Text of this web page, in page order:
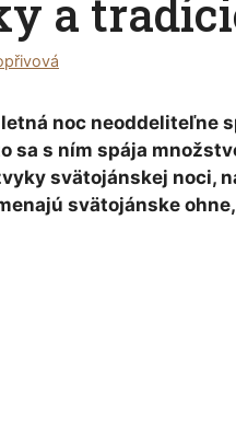
a
noc neoddeliteľne
sa s ním spája
svätojánskej noci,
svätojánske